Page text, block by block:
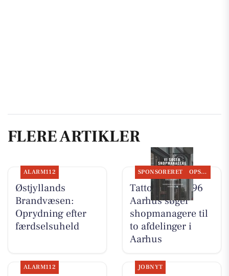
FLERE ARTIKLER
ALARM112
Østjyllands
Brandvæsen:
Oprydning efter
færdselsuheld
SPONSORERET OPSLAGSTAVLEN
Tattoo Studio 96
Aarhus søger
shopmanagere til
to afdelinger i
Aarhus
ALARM112 JOBNYT